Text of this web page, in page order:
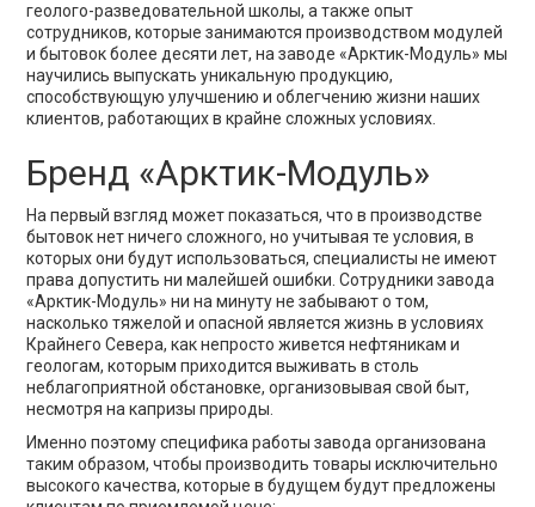
геолого-разведовательной школы, а также опыт
сотрудников, которые занимаются производством модулей
и бытовок более десяти лет, на заводе «Арктик-Модуль» мы
научились выпускать уникальную продукцию,
способствующую улучшению и облегчению жизни наших
клиентов, работающих в крайне сложных условиях.
Бренд «Арктик-Модуль»
На первый взгляд может показаться, что в производстве
бытовок нет ничего сложного, но учитывая те условия, в
которых они будут использоваться, специалисты не имеют
права допустить ни малейшей ошибки. Сотрудники завода
«Арктик-Модуль» ни на минуту не забывают о том,
насколько тяжелой и опасной является жизнь в условиях
Крайнего Севера, как непросто живется нефтяникам и
геологам, которым приходится выживать в столь
неблагоприятной обстановке, организовывая свой быт,
несмотря на капризы природы.
Именно поэтому специфика работы завода организована
таким образом, чтобы производить товары исключительно
высокого качества, которые в будущем будут предложены